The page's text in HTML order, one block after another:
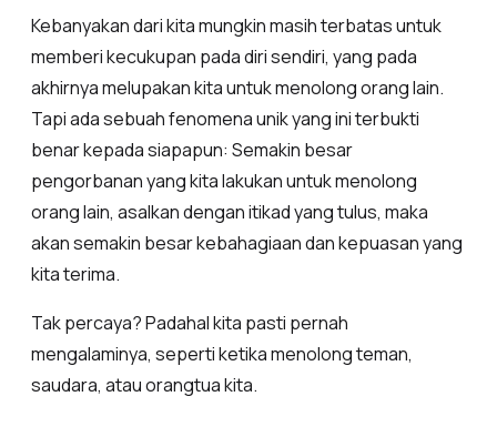
Kebanyakan dari kita mungkin masih terbatas untuk
memberi kecukupan pada diri sendiri, yang pada
akhirnya melupakan kita untuk menolong orang lain.
Tapi ada sebuah fenomena unik yang ini terbukti
benar kepada siapapun: Semakin besar
pengorbanan yang kita lakukan untuk menolong
orang lain, asalkan dengan itikad yang tulus, maka
akan semakin besar kebahagiaan dan kepuasan yang
kita terima.
Tak percaya? Padahal kita pasti pernah
mengalaminya, seperti ketika menolong teman,
saudara, atau orangtua kita.